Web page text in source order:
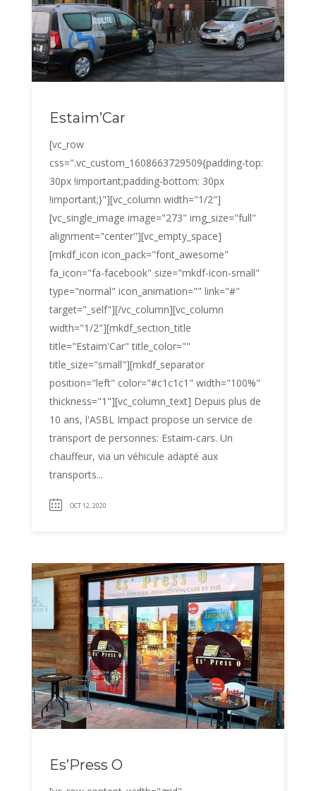
Estaim’Car
[vc_row
css=".vc_custom_1608663729509{padding-top:
30px !important;padding-bottom: 30px
!important;}"][vc_column width="1/2"]
[vc_single_image image="273" img_size="full"
alignment="center"][vc_empty_space]
[mkdf_icon icon_pack="font_awesome"
fa_icon="fa-facebook" size="mkdf-icon-small"
type="normal" icon_animation="" link="#"
target="_self"][/vc_column][vc_column
width="1/2"][mkdf_section_title
title="Estaim'Car" title_color=""
title_size="small"][mkdf_separator
position="left" color="#c1c1c1" width="100%"
thickness="1"][vc_column_text] Depuis plus de
10 ans, l'ASBL Impact propose un service de
transport de personnes: Estaim-cars. Un
chauffeur, via un véhicule adapté aux
transports...
OCT 12, 2020
Es’Press O